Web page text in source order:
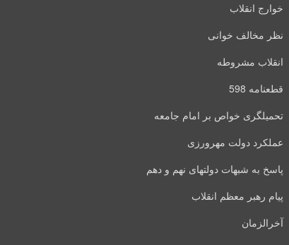
خوارج انقلاب
نظر مخالف خوانی
انقلاب مشروطه
قطعنامه 598
تحمیلگری خواص بر امام جامعه
عملکرد دولت مهرورزی
پاسخ به شبهات دولتهای نهم و دهم
پیام رهبر معظم انقلاب
آخرالزمان